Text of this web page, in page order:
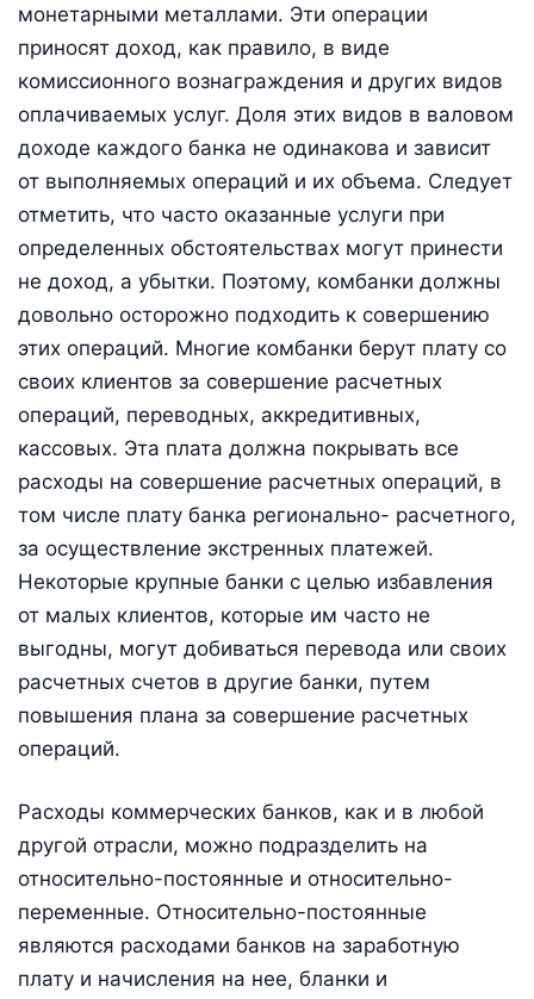
монетарными металлами. Эти операции
приносят доход, как правило, в виде
комиссионного вознаграждения и других видов
оплачиваемых услуг. Доля этих видов в валовом
доходе каждого банка не одинакова и зависит
от выполняемых операций и их объема. Следует
отметить, что часто оказанные услуги при
определенных обстоятельствах могут принести
не доход, а убытки. Поэтому, комбанки должны
довольно осторожно подходить к совершению
этих операций. Многие комбанки берут плату со
своих клиентов за совершение расчетных
операций, переводных, аккредитивных,
кассовых. Эта плата должна покрывать все
расходы на совершение расчетных операций, в
том числе плату банка регионально- расчетного,
за осуществление экстренных платежей.
Некоторые крупные банки с целью избавления
от малых клиентов, которые им часто не
выгодны, могут добиваться перевода или своих
расчетных счетов в другие банки, путем
повышения плана за совершение расчетных
операций.
Расходы коммерческих банков, как и в любой
другой отрасли, можно подразделить на
относительно-постоянные и относительно-
переменные. Относительно-постоянные
являются расходами банков на заработную
плату и начисления на нее, бланки и